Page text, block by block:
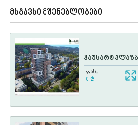
მსგავსი მშენებლობები
ჰაუსარტ პლაზა
ფასი:
0 ¢